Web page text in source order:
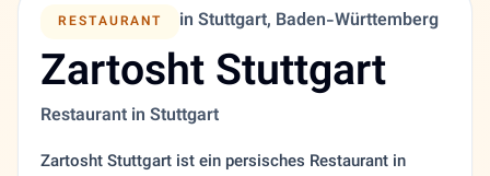
RESTAURANT in Stuttgart, Baden-Württemberg
Zartosht Stuttgart
Restaurant in Stuttgart
Zartosht Stuttgart ist ein persisches Restaurant in